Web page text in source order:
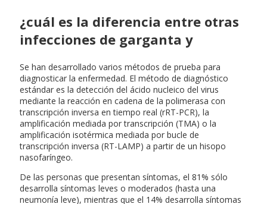
¿cuál es la diferencia entre otras
infecciones de garganta y
Se han desarrollado varios métodos de prueba para
diagnosticar la enfermedad. El método de diagnóstico
estándar es la detección del ácido nucleico del virus
mediante la reacción en cadena de la polimerasa con
transcripción inversa en tiempo real (rRT-PCR), la
amplificación mediada por transcripción (TMA) o la
amplificación isotérmica mediada por bucle de
transcripción inversa (RT-LAMP) a partir de un hisopo
nasofaríngeo.
De las personas que presentan síntomas, el 81% sólo
desarrolla síntomas leves o moderados (hasta una
neumonía leve), mientras que el 14% desarrolla síntomas